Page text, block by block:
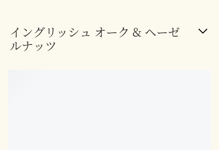
イングリッシュ オーク & ヘーゼ
ルナッツ